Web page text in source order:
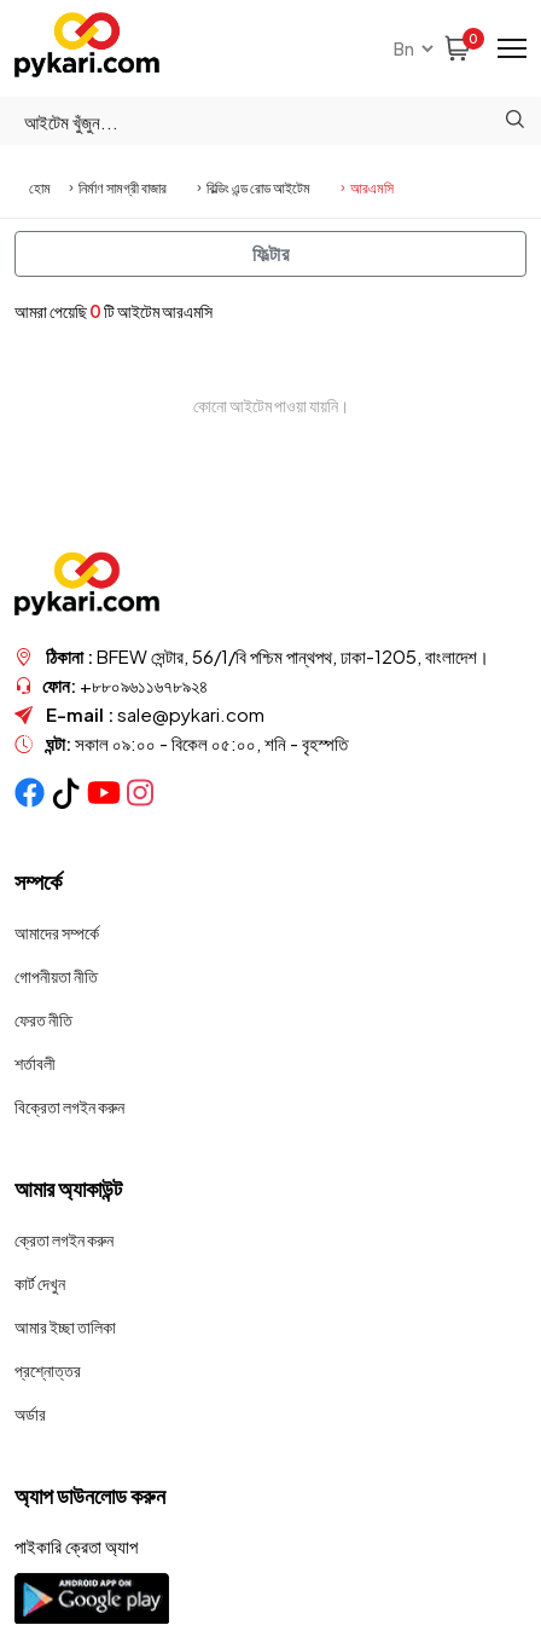
0
হোম নির্মাণ সামগ্রী বাজার বিল্ডিং এন্ড রোড আইটেম আরএমসি
আমরা পেয়েছি0টি আইটেম আরএমসি
কোনো আইটেম পাওয়া যায়নি।
ফিল্টার
ঠিকানা : BFEW সেন্টার, 56/1/বি পশ্চিম পান্থপথ, ঢাকা-1205, বাংলাদেশ।
ফোন: +৮৮০৯৬১১৬৭৮৯২৪
E-mail : sale@pykari.com
ঘন্টা: সকাল ০৯:০০ - বিকেল ০৫:০০, শনি - বৃহস্পতি
সম্পর্কে
আমাদের সম্পর্কে
গোপনীয়তা নীতি
ফেরত নীতি
শর্তাবলী
বিক্রেতা লগইন করুন
আমার অ্যাকাউন্ট
ক্রেতা লগইন করুন
কার্ট দেখুন
আমার ইচ্ছা তালিকা
প্রশ্নোত্তর
অর্ডার
অ্যাপ ডাউনলোড করুন
পাইকারি ক্রেতা অ্যাপ